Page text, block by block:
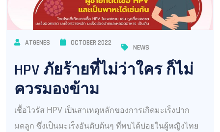
ATGENES OCTOBER 2022
NEWS
HPV ภัยร้ายที่ไม่ว่าใคร ก็ไม่
ควรมองข้าม
เชื้อไวรัส HPV เป็นสาเหตุหลักของการเกิดมะเร็งปาก
มดลูก ซึ่งเป็นมะเร็งอันดับต้นๆ ที่พบได้บ่อยในผู้หญิงไทย